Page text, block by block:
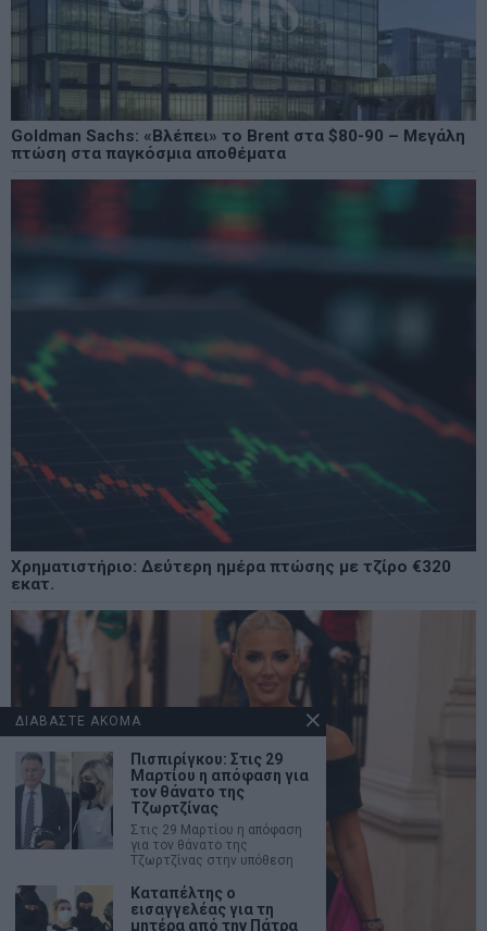
Goldman Sachs: «Βλέπει» το Brent στα $80-90 – Μεγάλη
πτώση στα παγκόσμια αποθέματα
Χρηματιστήριο: Δεύτερη ημέρα πτώσης με τζίρο €320
εκατ.
ΔΙΑΒΑΣΤΕ ΑΚΟΜΑ
Πισπιρίγκου: Στις 29
Μαρτίου η απόφαση για
τον θάνατο της
Τζωρτζίνας
Στις 29 Μαρτίου η απόφαση
για τον θάνατο της
Τζωρτζίνας στην υπόθεση
Καταπέλτης ο
εισαγγελέας για τη
μητέρα από την Πάτρα